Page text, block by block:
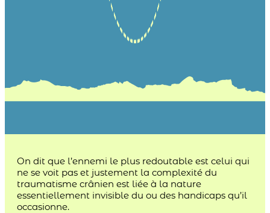
On dit que l’ennemi le plus redoutable est celui qui
ne se voit pas et justement la complexité du
traumatisme crânien est liée à la nature
essentiellement invisible du ou des handicaps qu’il
occasionne.